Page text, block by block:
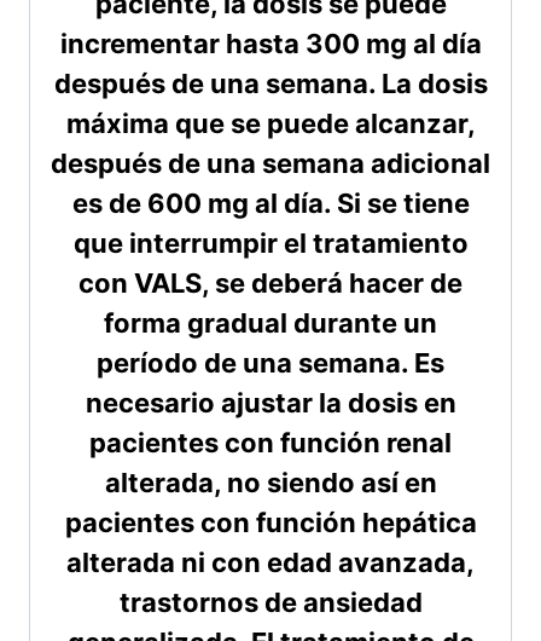
incrementar hasta 300 mg al día
después de una semana. La dosis
máxima que se puede alcanzar,
después de una semana adicional
es de 600 mg al día. Si se tiene
que interrumpir el tratamiento
con VALS, se deberá hacer de
forma gradual durante un
período de una semana. Es
necesario ajustar la dosis en
pacientes con función renal
alterada, no siendo así en
pacientes con función hepática
alterada ni con edad avanzada,
trastornos de ansiedad